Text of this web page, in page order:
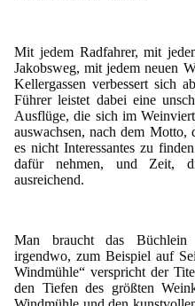
Mit jedem Radfahrer, mit
Jakobsweg, mit jedem neuen
Kellergassen verbessert sich
Führer leistet dabei eine
Ausflüge, die sich im
auswachsen, nach dem Motto,
es nicht Interessantes zu
dafür nehmen, und Zeit,
ausreichend.
Man braucht das Büchlein
irgendwo, zum Beispiel auf
Windmühle“ verspricht der
den Tiefen des größten